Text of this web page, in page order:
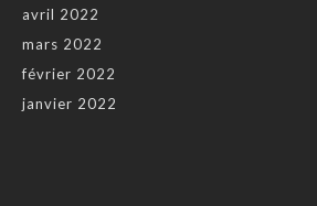
avril 2022
mars 2022
février 2022
janvier 2022